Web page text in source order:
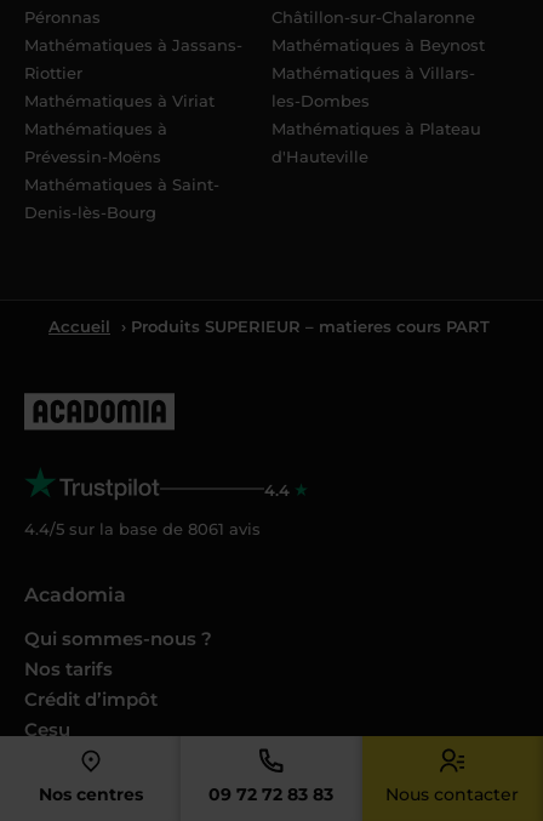
Nos centres 09 72 72 83 83 Nous contacter
Péronnas
Mathématiques à Jassans-
Riottier
Mathématiques à Viriat
Mathématiques à
Prévessin-Moëns
Mathématiques à Saint-
Denis-lès-Bourg
Châtillon-sur-Chalaronne
Mathématiques à Beynost
Mathématiques à Villars-
les-Dombes
Mathématiques à Plateau
d'Hauteville
Accueil › Produits SUPERIEUR – matieres cours PART
4.4
4.4/5 sur la base de 8061 avis
Acadomia
Qui sommes-nous ?
Nos tarifs
Crédit d’impôt
Cesu
Nos conseils et guides
Nos Podcasts Ambition Sup